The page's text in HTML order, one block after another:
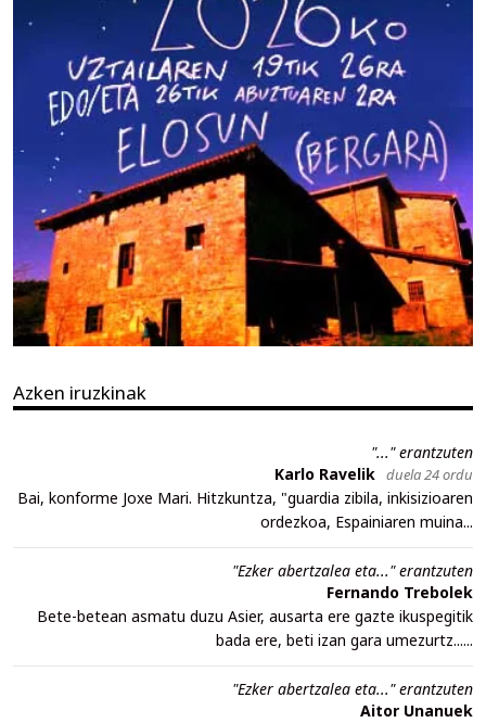
Azken iruzkinak
"..." erantzuten
Karlo Ravelik duela 24 ordu
Bai, konforme Joxe Mari. Hitzkuntza, "guardia zibila, inkisizioaren
ordezkoa, Espainiaren muina...
"Ezker abertzalea eta..." erantzuten
Fernando Trebolek
Bete-betean asmatu duzu Asier, ausarta ere gazte ikuspegitik
bada ere, beti izan gara umezurtz......
"Ezker abertzalea eta..." erantzuten
Aitor Unanuek